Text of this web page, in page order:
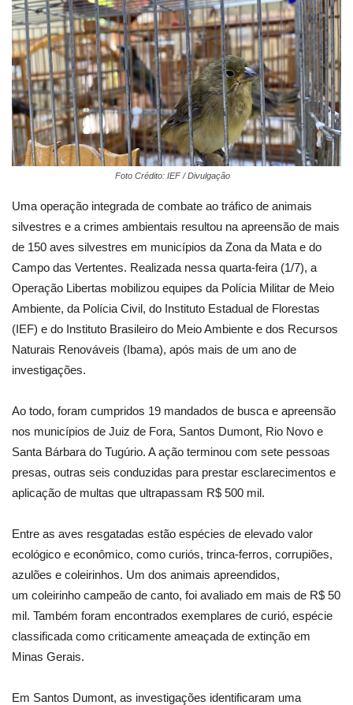
Foto Crédito: IEF / Divulgação
Uma operação integrada de combate ao tráfico de animais
silvestres e a crimes ambientais resultou na apreensão de mais
de 150 aves silvestres em municípios da Zona da Mata e do
Campo das Vertentes. Realizada nessa quarta-feira (1/7), a
Operação Libertas mobilizou equipes da Polícia Militar de Meio
Ambiente, da Polícia Civil, do Instituto Estadual de Florestas
(IEF) e do Instituto Brasileiro do Meio Ambiente e dos Recursos
Naturais Renováveis (Ibama), após mais de um ano de
investigações.
Ao todo, foram cumpridos 19 mandados de busca e apreensão
nos municípios de Juiz de Fora, Santos Dumont, Rio Novo e
Santa Bárbara do Tugúrio. A ação terminou com sete pessoas
presas, outras seis conduzidas para prestar esclarecimentos e
aplicação de multas que ultrapassam R$ 500 mil.
Entre as aves resgatadas estão espécies de elevado valor
ecológico e econômico, como curiós, trinca-ferros, corrupiões,
azulões e coleirinhos. Um dos animais apreendidos,
um coleirinho campeão de canto, foi avaliado em mais de R$ 50
mil. Também foram encontrados exemplares de curió, espécie
classificada como criticamente ameaçada de extinção em
Minas Gerais.
Em Santos Dumont, as investigações identificaram uma